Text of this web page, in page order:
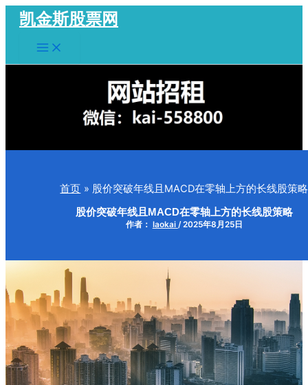
容
凯金斯股票网
Main
Menu
首页 股价突破年线且MACD在零轴上方的长线股策略
股价突破年线且MACD在零轴上方的长线股策略
作者： laokai /2025年8月25日